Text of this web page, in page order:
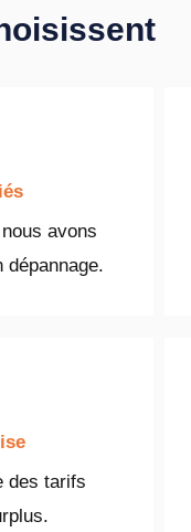
avons
dépannage.
des tarifs